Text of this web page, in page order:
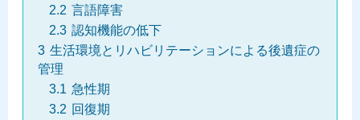
2.2 言語障害
2.3 認知機能の低下
3 生活環境とリハビリテーションによる後遺症の
管理
3.1 急性期
3.2 回復期